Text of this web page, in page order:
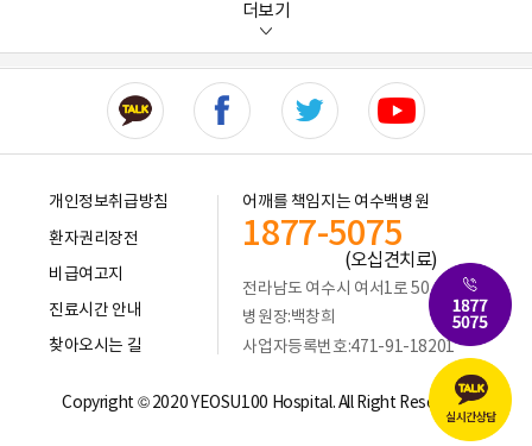
더보기
개인정보취급방침
환자권리장전
비급여고지
진료시간 안내
찾아오시는 길
어깨를 책임지는 여수백병원
1877-5075
전라남도 여수시 여서1로 50
병원장:백창희
사업자등록번호:471-91-18201
Copyright © 2020 YEOSU100 Hospital. All Right Reserved.